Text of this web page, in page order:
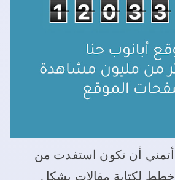
أن تكون استفدت من
لكتابة مقالات بشكل